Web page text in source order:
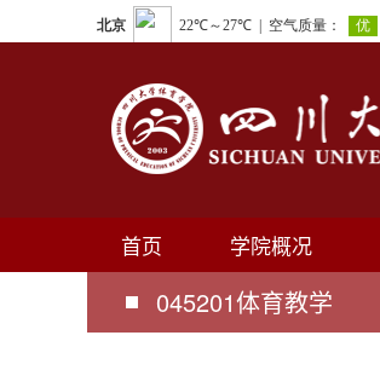
首页 学院概况
045201体育教学